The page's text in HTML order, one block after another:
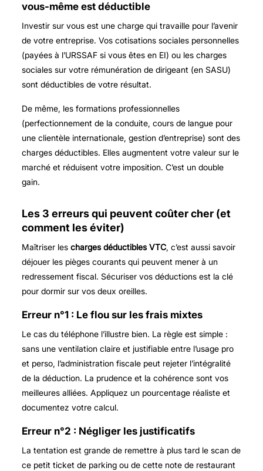
vous-même est déductible
Investir sur vous est une charge qui travaille pour l’avenir
de votre entreprise. Vos cotisations sociales personnelles
(payées à l’URSSAF si vous êtes en EI) ou les charges
sociales sur votre rémunération de dirigeant (en SASU)
sont déductibles de votre résultat.
De même, les formations professionnelles
(perfectionnement de la conduite, cours de langue pour
une clientèle internationale, gestion d’entreprise) sont des
charges déductibles. Elles augmentent votre valeur sur le
marché et réduisent votre imposition. C’est un double
gain.
Les 3 erreurs qui peuvent coûter cher (et
comment les éviter)
Maîtriser les charges déductibles VTC, c’est aussi savoir
déjouer les pièges courants qui peuvent mener à un
redressement fiscal. Sécuriser vos déductions est la clé
pour dormir sur vos deux oreilles.
Erreur n°1 : Le flou sur les frais mixtes
Le cas du téléphone l’illustre bien. La règle est simple :
sans une ventilation claire et justifiable entre l’usage pro
et perso, l’administration fiscale peut rejeter l’intégralité
de la déduction. La prudence et la cohérence sont vos
meilleures alliées. Appliquez un pourcentage réaliste et
documentez votre calcul.
Erreur n°2 : Négliger les justificatifs
La tentation est grande de remettre à plus tard le scan de
ce petit ticket de parking ou de cette note de restaurant